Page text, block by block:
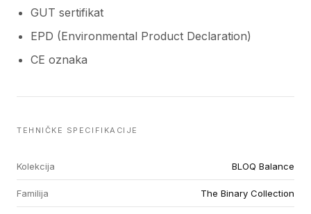
GUT sertifikat
EPD (Environmental Product Declaration)
CE oznaka
TEHNIČKE SPECIFIKACIJE
Kolekcija BLOQ Balance
Familija The Binary Collection